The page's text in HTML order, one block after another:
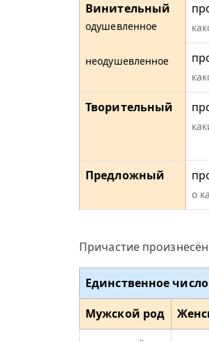
Винительный
одушевленное
неодушевленное
Творительный
Предложный
о
Причастие
Единственное число
Мужской род